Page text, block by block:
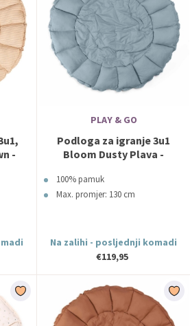
-
PLAY & GO
Podloga za igranje 3u1
Bloom Dusty Plava -
100% pamuk
Max. promjer: 130 cm
Na zalihi - posljednji komadi
€119,95